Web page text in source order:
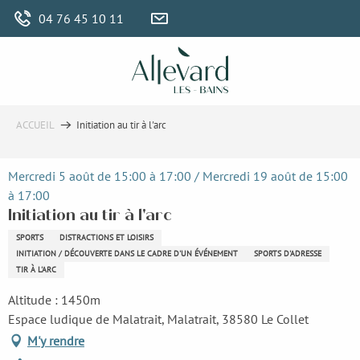
Aller
04 76 45 10 11
ACCUEIL Initiation au tir à l'arc
Mercredi 5 août de 15:00 à 17:00 / Mercredi 19 août de 15:00
à 17:00
Initiation au tir à l'arc
SPORTS
DISTRACTIONS ET LOISIRS
INITIATION / DÉCOUVERTE DANS LE CADRE D'UN ÉVÉNEMENT
SPORTS D'ADRESSE
TIR À L'ARC
Altitude : 1450m
Espace ludique de Malatrait, Malatrait, 38580 Le Collet
M'y rendre